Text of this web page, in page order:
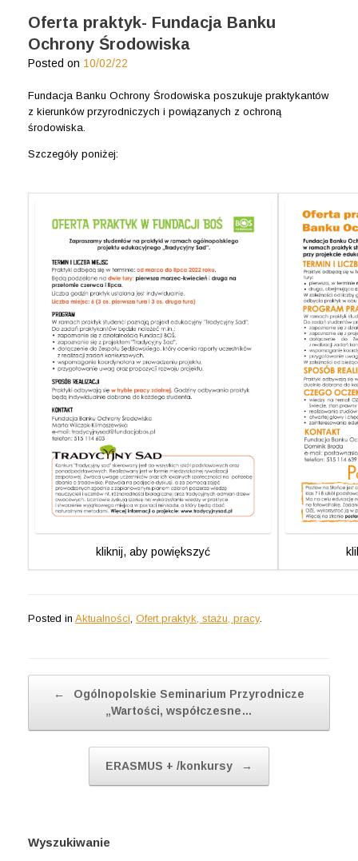
Oferta praktyk- Fundacja Banku
Ochrony Środowiska
Posted on 10/02/22
Fundacja Banku Ochrony Środowiska poszukuje praktykantów
z kierunków przyrodniczych i powiązanych z ochroną
środowiska.
Szczegóły poniżej:
kliknij, aby powiększyć
Posted in Aktualności Ofert praktyk, stażu, pracy.
←
Ogólnopolskie Seminarium Przyrodnicze
„Wartości, współczesne…
ERASMUS + /konkursy →
Wyszukiwanie